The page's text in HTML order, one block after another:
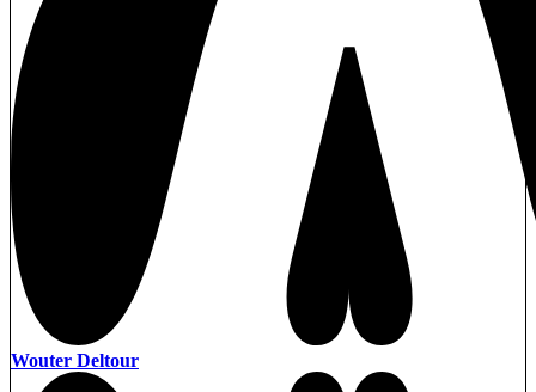
Wouter Deltour